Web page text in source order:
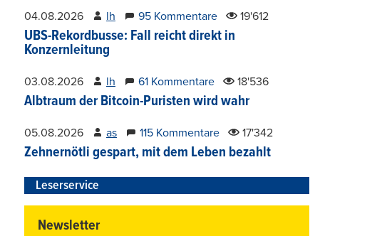
04.08.2026 lh 95 Kommentare 19'612
UBS-Rekordbusse: Fall reicht direkt in
Konzernleitung
03.08.2026 lh 61 Kommentare 18'536
Albtraum der Bitcoin-Puristen wird wahr
05.08.2026 as 115 Kommentare 17'342
Zehnernötli gespart, mit dem Leben bezahlt
Leserservice
Newsletter